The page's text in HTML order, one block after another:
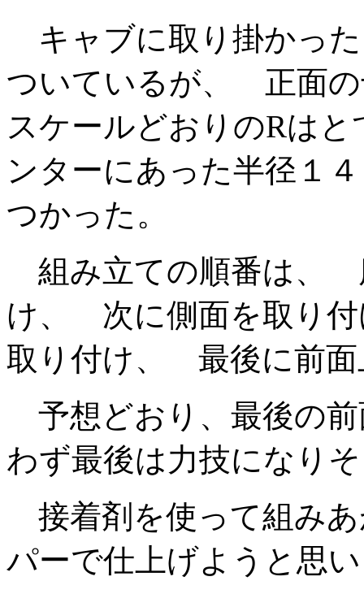
キャブに取り掛かっ
ついているが、 正面
スケールどおりのRは
ンターにあった半径１
つかった。
組み立ての順番は、
け、 次に側面を取り付
取り付け、 最後に前面
予想どおり、最後の
わず最後は力技になり
接着剤を使って組み
パーで仕上げようと思